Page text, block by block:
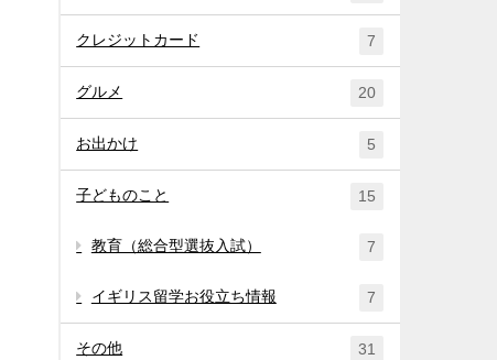
クレジットカード 7
グルメ 20
お出かけ 5
子どものこと 15
教育（総合型選抜入試） 7
イギリス留学お役立ち情報 7
その他 31